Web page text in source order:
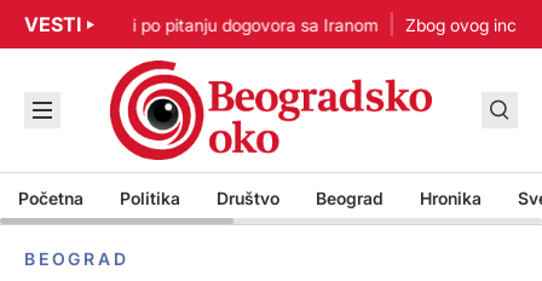
VESTI
Nisam u žurbi po pitanju dogovora sa Iranom Zbog ovog
Početna Politika Društvo Beograd Hronika
BEOGRAD